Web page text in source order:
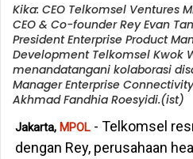
Kika: CEO Telkomsel Ventures
CEO & Co-founder Rey Evan
President Enterprise Product
Development Telkomsel Kwok
menandatangani kolaborasi
Manager Enterprise
Akhmad Fandhia Roesyidi.(ist)
Jakarta, MPOL- Telkomsel
dengan Rey, perusahaan